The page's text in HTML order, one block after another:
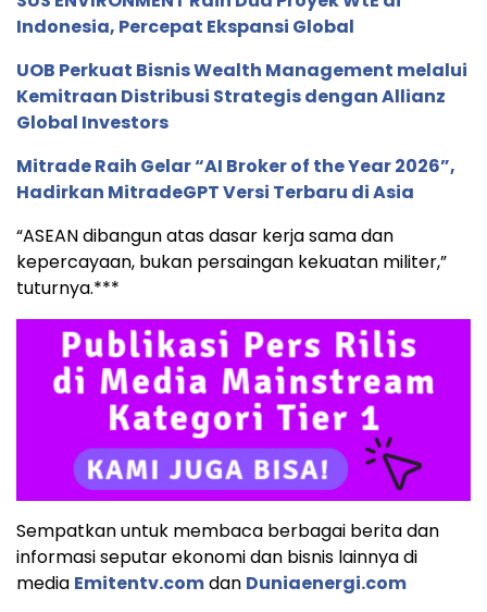
Indonesia, Percepat Ekspansi Global
UOB Perkuat Bisnis Wealth Management melalui
Kemitraan Distribusi Strategis dengan Allianz
Global Investors
Mitrade Raih Gelar “AI Broker of the Year 2026”,
Hadirkan MitradeGPT Versi Terbaru di Asia
“ASEAN dibangun atas dasar kerja sama dan
kepercayaan, bukan persaingan kekuatan militer,”
tuturnya.***
Sempatkan untuk membaca berbagai berita dan
informasi seputar ekonomi dan bisnis lainnya di
media Emitentv.comdan Duniaenergi.com